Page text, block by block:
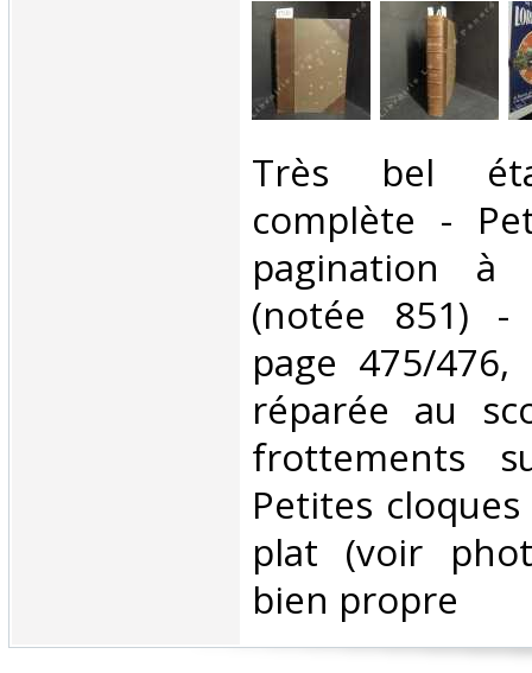
‎Très bel
complète -
pagination
(notée 851) -
page 475/
réparée au
frottements
Petites
plat (voir
bien propre ‎